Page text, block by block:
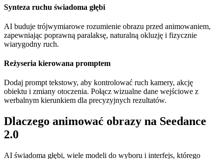
Synteza ruchu świadoma głębi
AI buduje trójwymiarowe rozumienie obrazu przed animowaniem,
zapewniając poprawną paralaksę, naturalną okluzję i fizycznie
wiarygodny ruch.
Reżyseria kierowana promptem
Dodaj prompt tekstowy, aby kontrolować ruch kamery, akcję
obiektu i zmiany otoczenia. Połącz wizualne dane wejściowe z
werbalnym kierunkiem dla precyzyjnych rezultatów.
Dlaczego animować obrazy na Seedance
2.0
AI świadoma głębi, wiele modeli do wyboru i interfejs, którego